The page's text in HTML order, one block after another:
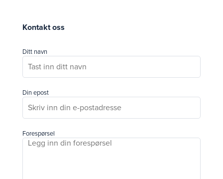
Kontakt oss
Ditt navn
Din epost
Forespørsel